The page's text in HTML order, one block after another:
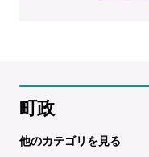
町政
他のカテゴリを見る